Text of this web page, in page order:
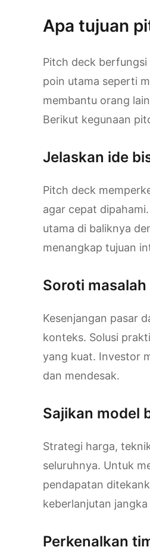
Apa tujuan
Pitch deck berfungsi
poin utama seperti
membantu orang
Berikut kegunaan
Jelaskan ide
Pitch deck
agar cepat
utama di baliknya
menangkap tujuan
Soroti
Kesenjangan pasar
konteks. Solusi
yang kuat. Investor
dan mendesak.
Sajikan model
Strategi harga,
seluruhnya. Untuk
pendapatan
keberlanjutan
Perkenalkan